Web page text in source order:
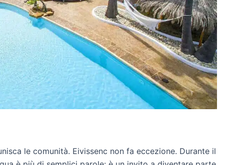
le comunità. Eivissenc non fa eccezione. Durante il